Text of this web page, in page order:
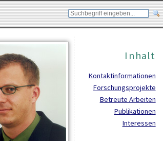
Inhalt
Kontaktinformationen
Forschungsprojekte
Betreute Arbeiten
Publikationen
Interessen